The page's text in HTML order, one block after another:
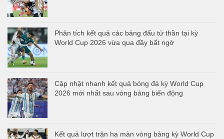
Phân tích kết quả các bảng đấu tử thần tại kỳ
World Cup 2026 vừa qua đầy bất ngờ
Cập nhật nhanh kết quả bóng đá kỳ World Cup
2026 mới nhất sau vòng bảng biến động
Kết quả lượt trận hạ màn vòng bảng kỳ World Cup